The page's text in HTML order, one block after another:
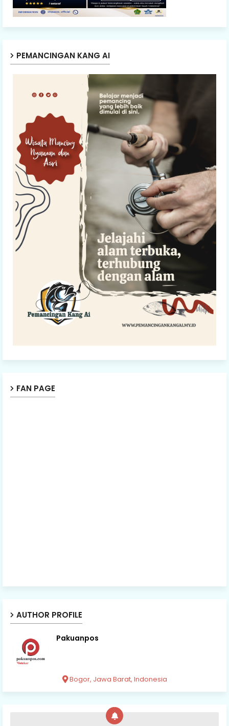
PEMANCINGAN KANG AI
FAN PAGE
AUTHOR PROFILE
Pakuanpos
Bogor, Jawa Barat, Indonesia